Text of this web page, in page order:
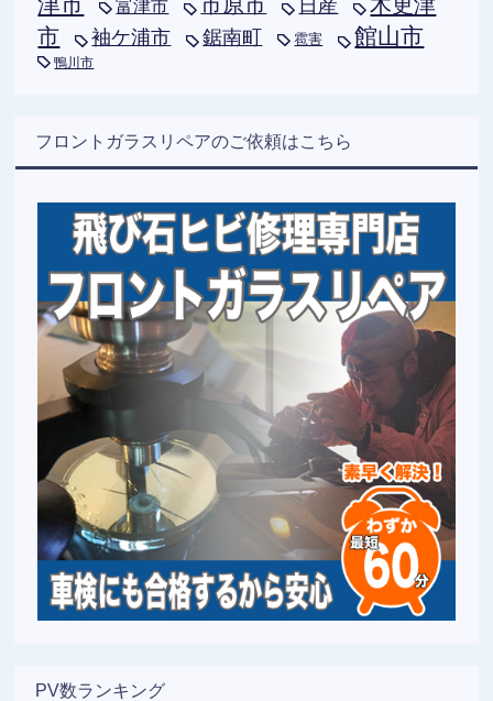
富津市 市原市 日産
市
袖ケ浦市 鋸南町 雹害 館山市
鴨川市
フロントガラスリペアのご依頼はこちら
PV数ランキング